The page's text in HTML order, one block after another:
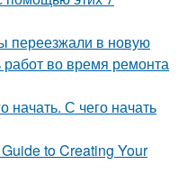
переезжали в новую
работ во время ремонта
начать. С чего начать
to Creating Your